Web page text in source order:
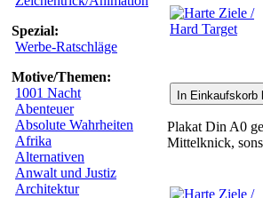
Spezial:
Werbe-Ratschläge
Motive/Themen:
1001 Nacht
Abenteuer
Absolute Wahrheiten
Afrika
Alternativen
Anwalt und Justiz
Architektur
In Einkaufskorb
Plakat Din A0
Mittelknick,